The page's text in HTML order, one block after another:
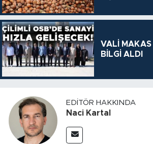
VALİ MAKAS
BİLGİ ALDI
EDITÖR HAKKINDA
Naci Kartal